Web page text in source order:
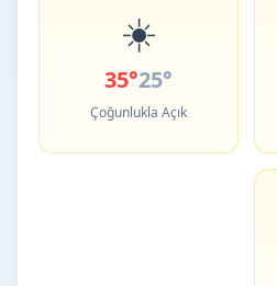
☀️
35°25°
Çoğunlukla Açık